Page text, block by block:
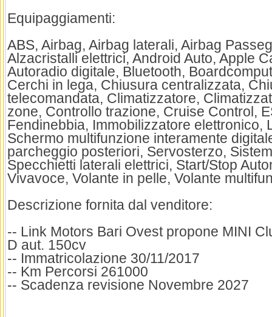
Equipaggiamenti:
ABS, Airbag, Airbag laterali, Airbag
Alzacristalli elettrici, Android Auto, Apple
Autoradio digitale, Bluetooth,
Cerchi in lega, Chiusura centralizzata,
telecomandata, Climatizzatore,
zone, Controllo trazione, Cruise Control,
Fendinebbia, Immobilizzatore elettronico,
Schermo multifunzione interamente
parcheggio posteriori, Servosterzo,
Specchietti laterali elettrici, Start/Stop
Vivavoce, Volante in pelle, Volante
Descrizione fornita dal venditore:
-- Link Motors Bari Ovest propone MINI
D aut. 150cv
-- Immatricolazione 30/11/2017
-- Km Percorsi 261000
-- Scadenza revisione Novembre 2027